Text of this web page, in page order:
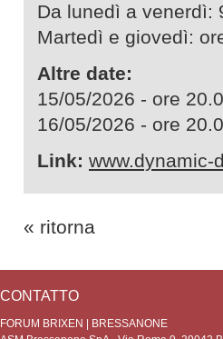
Da lunedì a venerdì:
Martedì e giovedì:
Altre date:
15/05/2026 - ore
16/05/2026 - ore
Link: www.dynamic-
« ritorna
CONTATTO
FORUM BRIXEN | BRESSANONE